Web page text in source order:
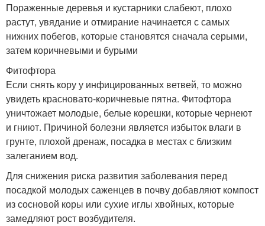
Пораженные деревья и кустарники слабеют, плохо
растут, увядание и отмирание начинается с самых
нижних побегов, которые становятся сначала серыми,
затем коричневыми и бурыми
Фитофтора
Если снять кору у инфицированных ветвей, то можно
увидеть красновато-коричневые пятна. Фитофтора
уничтожает молодые, белые корешки, которые чернеют
и гниют. Причиной болезни является избыток влаги в
грунте, плохой дренаж, посадка в местах с близким
залеганием вод.
Для снижения риска развития заболевания перед
посадкой молодых саженцев в почву добавляют компост
из сосновой коры или сухие иглы хвойных, которые
замедляют рост возбудителя.